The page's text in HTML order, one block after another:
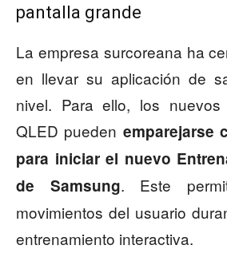
pantalla grande
La empresa surcoreana ha
en llevar su aplicación de
nivel. Para ello, los nuevos
QLED pueden emparejarse
para iniciar el nuevo
de Samsung. Este
movimientos del usuario
entrenamiento interactiva.